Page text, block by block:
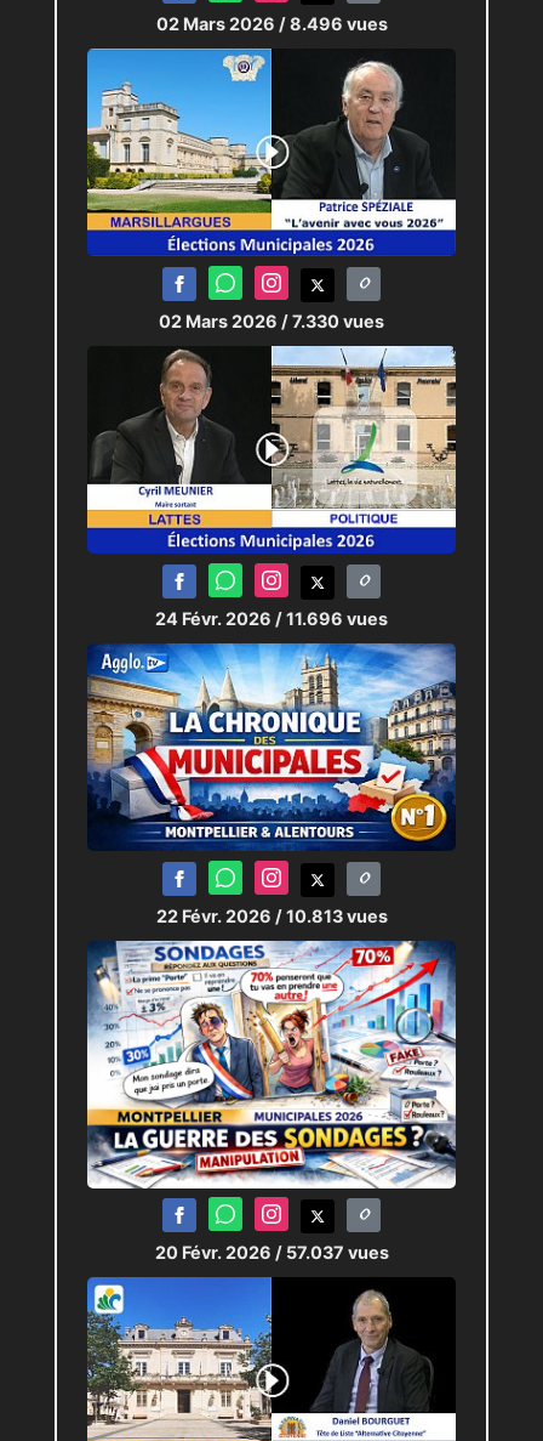
02 Mars 2026 / 8.496 vues
02 Mars 2026 / 7.330 vues
24 Févr. 2026 / 11.696 vues
22 Févr. 2026 / 10.813 vues
20 Févr. 2026 / 57.037 vues